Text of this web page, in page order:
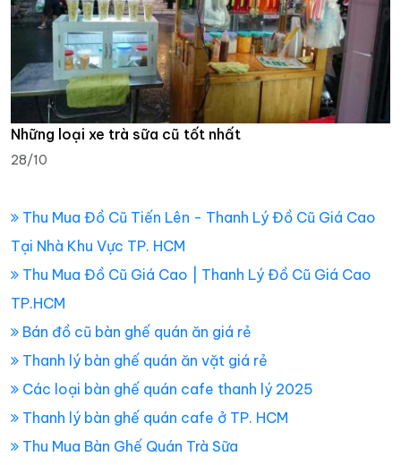
Những loại xe trà sữa cũ tốt nhất
28/10
Thu Mua Đồ Cũ Tiến Lên - Thanh Lý Đồ Cũ Giá Cao
Tại Nhà Khu Vực TP. HCM
Thu Mua Đồ Cũ Giá Cao | Thanh Lý Đồ Cũ Giá Cao
TP.HCM
Bán đồ cũ bàn ghế quán ăn giá rẻ
Thanh lý bàn ghế quán ăn vặt giá rẻ
Các loại bàn ghế quán cafe thanh lý 2025
Thanh lý bàn ghế quán cafe ở TP. HCM
Thu Mua Bàn Ghế Quán Trà Sữa